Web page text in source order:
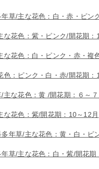
草/主な花色：白・赤・ピン
な花色：紫・ピンク/開花期：
な花色：白・ピンク・赤・複
色：ピンク・白・赤/開花期：
主な花色：黄 /開花期：６～７
な花色：紫/開花期：10～12月
年草/主な花色：黄・白・ピ
草/主な花色：白・紫/開花期